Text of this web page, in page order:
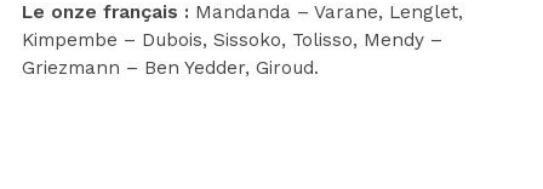
Le onze français : Mandanda – Varane, Lenglet,
Kimpembe – Dubois, Sissoko, Tolisso, Mendy –
Griezmann – Ben Yedder, Giroud.